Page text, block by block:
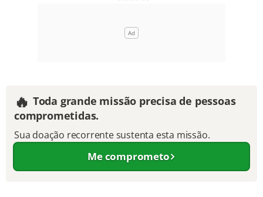
🔥 Toda grande missão precisa de pessoas
comprometidas.
Sua doação recorrente sustenta esta missão.
Me comprometo